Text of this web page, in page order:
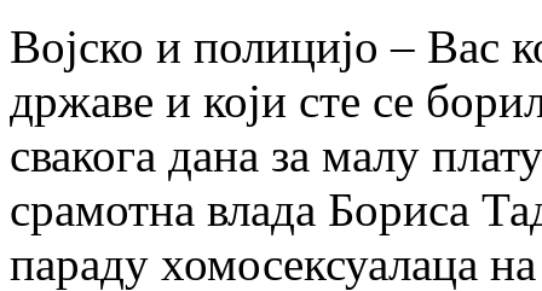
Војско и полицијо – Вас
државе и који сте се
свакога дана за малу
срамотна влада Бориса
параду хомосексуалаца